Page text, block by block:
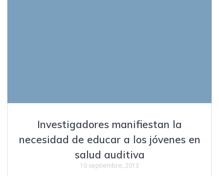
Investigadores manifiestan la
necesidad de educar a los jóvenes en
salud auditiva
10 septiembre, 2013